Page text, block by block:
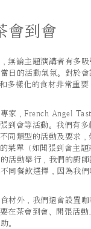
會到會
無論主題演講者有多
日的活動氣氛。對於
多樣化的食材非常重
家，French Angel
到會等活動。我們有
同類型的活動及要求
菜單（如開張到會主題
活動舉行，我們的廚
同餐飲選擇，因為我
材外，我們還會設置
在茶會到會、開張活
。